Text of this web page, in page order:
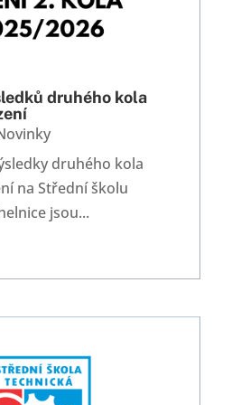
druhého kola
druhého kola
na Střední školu
jsou...